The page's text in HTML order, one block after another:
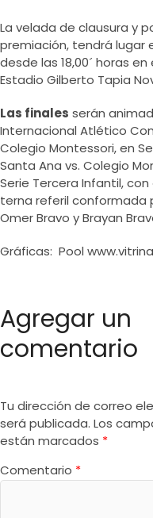
La velada de clausura y
premiación, tendrá lugar
desde las 18,00´ horas
Estadio Gilberto Tapia
Las finales serán
Internacional Atlético
Colegio Montessori, en
Santa Ana vs. Colegio
Serie Tercera Infantil,
terna referil conformada
Omer Bravo y Brayan
Gráficas: Pool
Agregar un
comentario
Tu dirección de correo
será publicada. Los
están marcados *
Comentario *